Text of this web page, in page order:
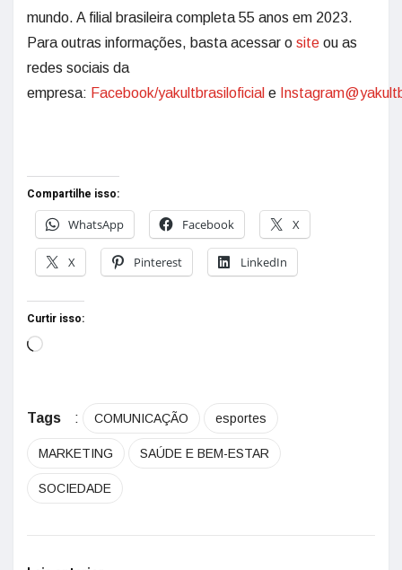
mundo. A filial brasileira completa 55 anos em 2023.
Para outras informações, basta acessar o site ou as
redes sociais da
empresa: Facebook/yakultbrasiloficial e
Compartilhe isso:
WhatsApp
Facebook X
X Pinterest LinkedIn
Curtir isso:
Tags : COMUNICAÇÃO esportes
MARKETING SAÚDE E BEM-ESTAR
SOCIEDADE